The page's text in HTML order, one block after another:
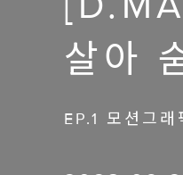
살아
EP.1 모션그